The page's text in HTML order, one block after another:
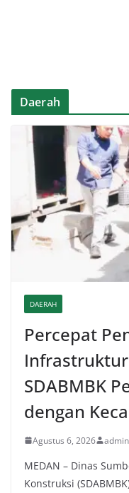
Daerah
DAERAH
Percepat
SDABMBK
dengan
Agustus 6, 2026
MEDAN – Dinas
Konstruksi